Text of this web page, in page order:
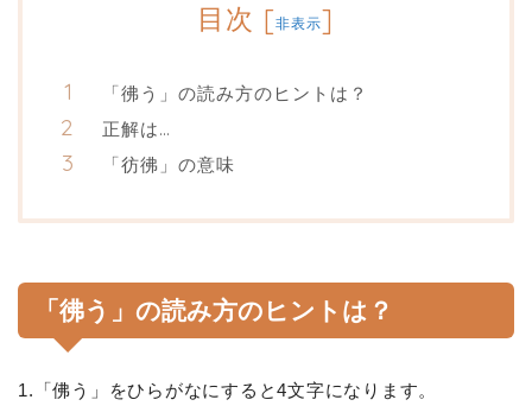
目次 [非表示]
「彿う」の読み方のヒントは？
正解は…
「彷彿」の意味
「彿う」の読み方のヒントは？
1.「佛う」をひらがなにすると4文字になります。